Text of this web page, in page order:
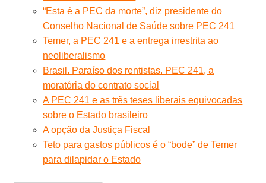
“Esta é a PEC da morte”, diz presidente do
Conselho Nacional de Saúde sobre PEC 241
Temer, a PEC 241 e a entrega irrestrita ao
neoliberalismo
Brasil. Paraíso dos rentistas. PEC 241, a
moratória do contrato social
A PEC 241 e as três teses liberais equivocadas
sobre o Estado brasileiro
A opção da Justiça Fiscal
Teto para gastos públicos é o “bode” de Temer
para dilapidar o Estado